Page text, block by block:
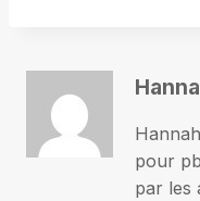
pour
par les